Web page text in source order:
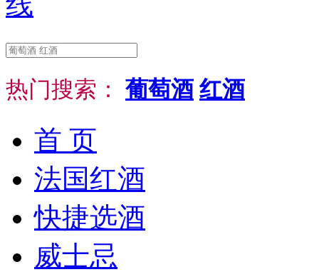
热门搜索： 葡萄酒 红酒
首 页
法国红酒
快捷选酒
威士忌